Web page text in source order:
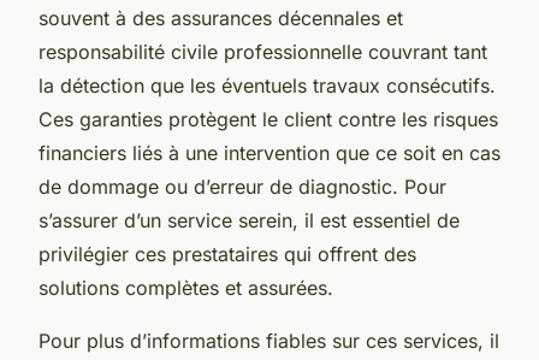
souvent à des assurances décennales et
responsabilité civile professionnelle couvrant tant
la détection que les éventuels travaux consécutifs.
Ces garanties protègent le client contre les risques
financiers liés à une intervention que ce soit en cas
de dommage ou d’erreur de diagnostic. Pour
s’assurer d’un service serein, il est essentiel de
privilégier ces prestataires qui offrent des
solutions complètes et assurées.
Pour plus d’informations fiables sur ces services, il